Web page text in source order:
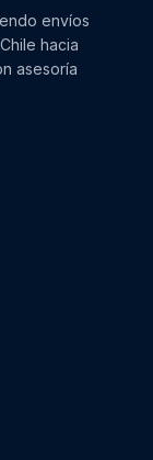
envíos
hacia
asesoría